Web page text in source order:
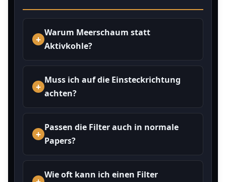
Warum Meerschaum statt
Aktivkohle?
Muss ich auf die Einsteckrichtung
achten?
Passen die Filter auch in normale
Papers?
Wie oft kann ich einen Filter